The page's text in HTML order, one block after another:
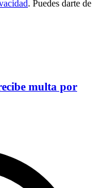
. Puedes darte de
multa por